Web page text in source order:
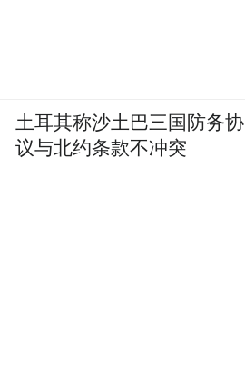
土耳其称沙土巴三国防务协
议与北约条款不冲突